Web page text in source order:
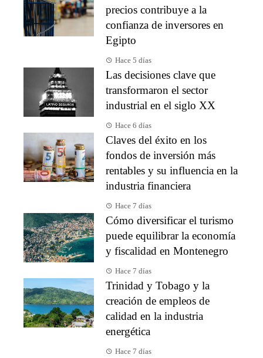
precios contribuye a la
confianza de inversores en
Egipto
Hace 5 días
Las decisiones clave que
transformaron el sector
industrial en el siglo XX
Hace 6 días
Claves del éxito en los
fondos de inversión más
rentables y su influencia en la
industria financiera
Hace 7 días
Cómo diversificar el turismo
puede equilibrar la economía
y fiscalidad en Montenegro
Hace 7 días
Trinidad y Tobago y la
creación de empleos de
calidad en la industria
energética
Hace 7 días